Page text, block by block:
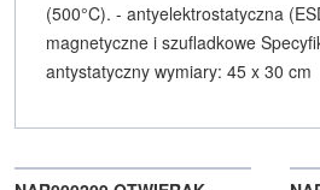
(500°C). - antyelektrostatyczna
magnetyczne i szufladkowe
antystatyczny wymiary: 45 x 30 cm